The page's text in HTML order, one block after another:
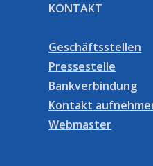
KONTAKT
Geschäftsstellen
Pressestelle
Bankverbindung
Kontakt
Webmaster